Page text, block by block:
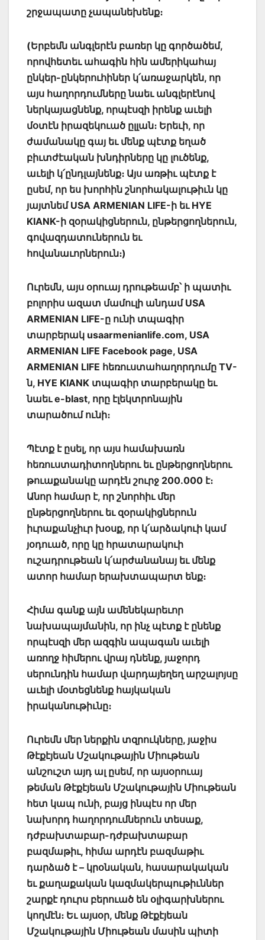
շրջապատը չապանեխենք։
(Երբեմն անգլերէն բառեր կը գործածեմ,
որովհետեւ ահագին հին ամերիկահայ
ընկեր-ընկերուհիներ կ՛առաջարկեն, որ
այս հաղորդումները նաեւ անգլերէնով
ներկայացնենք, որպէսզի իրենք աւելի
մօտէն իրազեկուած ըլլան։ Երեւի, որ
ժամանակը գայ եւ մենք պէտք եղած
բիւտժէական խնդիրները կը լուծենք,
աւելի կ՛ընդլայնենք։ Այս առթիւ պէտք է
ըսեմ, որ ես խորհին շնորհակալութիւն կը
յայտնեմ USA ARMENIAN LIFE-ի եւ HYE
KIANK-ի զօրակիցներուն, ընթերցողներուն,
գովազդատուներուն եւ
հովանաւորներուն։)
Ուրեմն, այս օրուայ դրութեամբ՝ ի պատիւ
բոլորիս ազատ մամուլի անդամ USA
ARMENIAN LIFE-ը ունի տպագիր
տարբերակ usaarmenianlife.com, USA
ARMENIAN LIFE Facebook page, USA
ARMENIAN LIFE հեռուստահաղորդումը TV-
ն, HYE KIANK տպագիր տարբերակը եւ
նաեւ e-blast, որը էլեկտրոնային
տարածում ունի։
Պէտք է ըսել, որ այս համախառն
հեռուստադիտողներու եւ ընթերցողներու
թուաքանակը արդէն շուրջ 200.000 է։
Անոր համար է, որ շնորհիւ մեր
ընթերցողներու եւ զօրակիցներուն
իւրաքանչիւր խօսք, որ կ՛արձակուի կամ
յօդուած, որը կը հրատարակուի
ուշադրութեան կ՛արժանանայ եւ մենք
ատոր համար երախտապարտ ենք։
Հիմա գանք այն ամենեկարեւոր
նախապայմանին, որ ինչ պէտք է ընենք
որպէսզի մեր ազգին ապագան աւելի
առողջ հիմերու վրայ դնենք, յաջորդ
սերունդին համար վարդայեղեղ արշալոյսը
աւելի մօտեցնենք հայկական
իրականութիւնը։
Ուրեմն մեր ներքին տզրուկները, յաջիս
Թէքէյեան Մշակութային Միութեան
անշուշտ այդ ալ ըսեմ, որ այսօրուայ
թեման Թէքէյեան Մշակութային Միութեան
հետ կապ ունի, բայց ինպէս որ մեր
նախորդ հաղորդումներուն տեսաք,
դժբախտաբար-դժբախտաբար
բազմաթիւ, հիմա արդէն բազմաթիւ
դարձած է – կրօնական, հասարակական
եւ քաղաքական կազմակերպութիւններ
շարքէ դուրս բերուած են օլիգարխներու
կողմէն։ Եւ այսօր, մենք Թէքէյեան
Մշակութային Միութեան մասին պիտի